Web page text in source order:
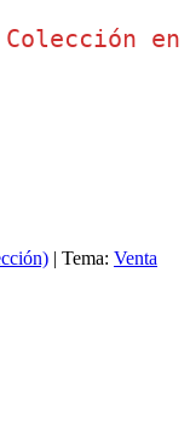
en
| Tema: Venta